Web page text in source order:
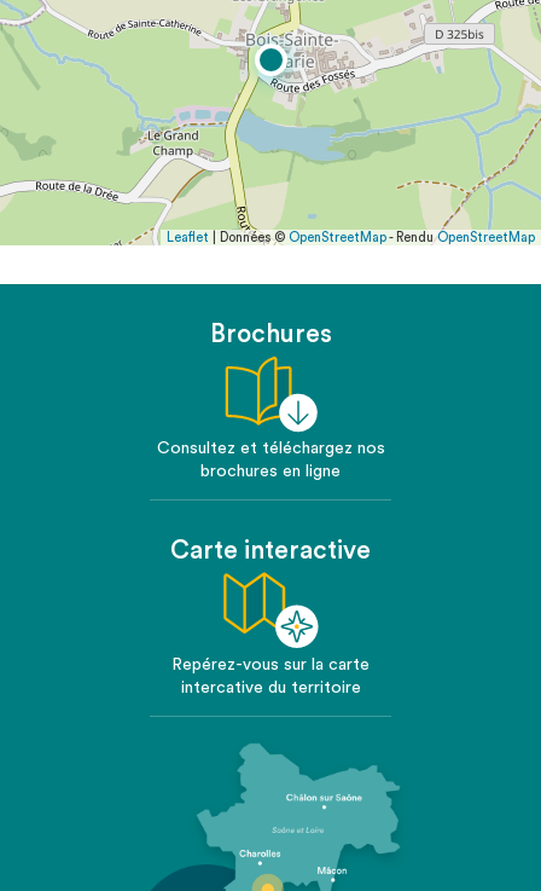
Leaflet | Données © OpenStreetMap- RenduOpenStreetMap
Brochures
Consultez et téléchargez nos
brochures en ligne
Carte interactive
Repérez-vous sur la carte
intercative du territoire